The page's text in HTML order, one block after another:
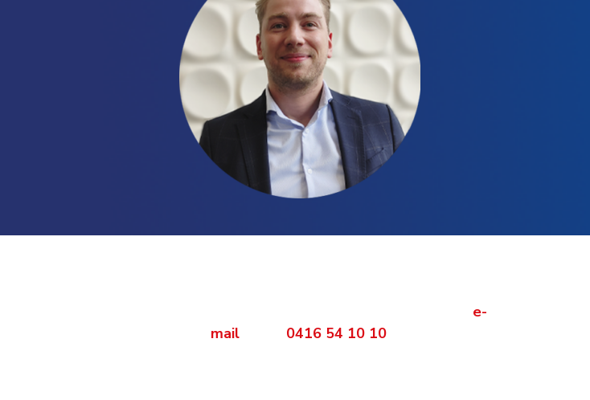
e-
mail
0416 54 10 10